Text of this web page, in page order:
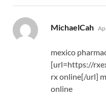
MichaelCah
mexico
[url=https://
rx online[/url]
online